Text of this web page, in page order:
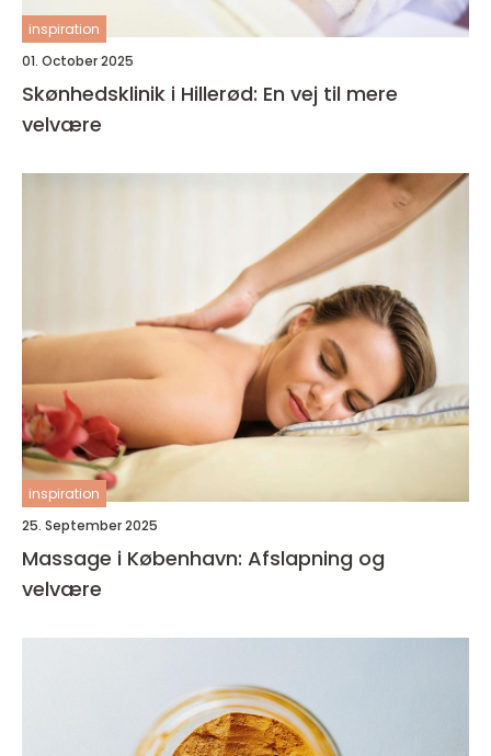
inspiration
01. October 2025
Skønhedsklinik i Hillerød: En vej til mere
velvære
inspiration
25. September 2025
Massage i København: Afslapning og
velvære